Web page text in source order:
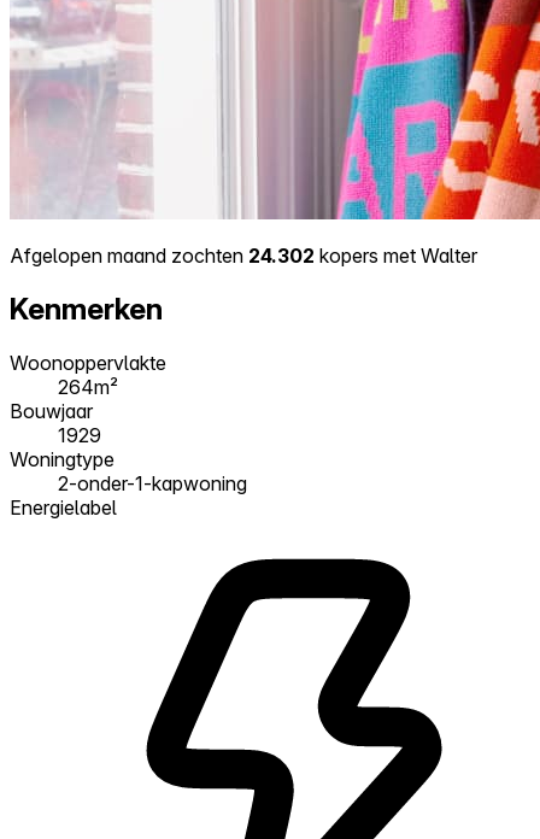
Afgelopen maand zochten 24.302 kopers met Walter
Kenmerken
Woonoppervlakte
264m²
Bouwjaar
1929
Woningtype
2-onder-1-kapwoning
Energielabel